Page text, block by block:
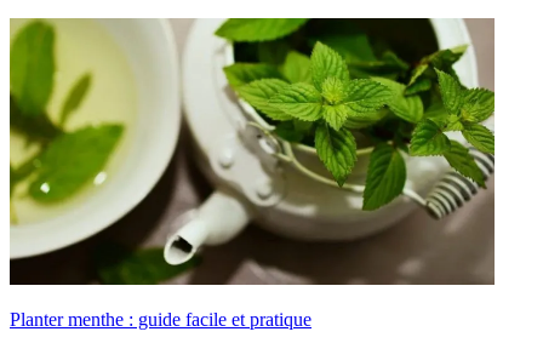
Planter menthe : guide facile et pratique